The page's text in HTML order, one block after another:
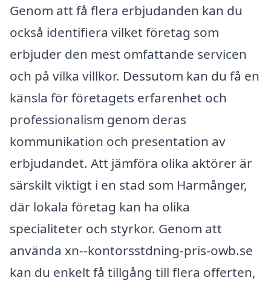
Genom att få flera erbjudanden kan du
också identifiera vilket företag som
erbjuder den mest omfattande servicen
och på vilka villkor. Dessutom kan du få en
känsla för företagets erfarenhet och
professionalism genom deras
kommunikation och presentation av
erbjudandet. Att jämföra olika aktörer är
särskilt viktigt i en stad som Harmånger,
där lokala företag kan ha olika
specialiteter och styrkor. Genom att
använda xn--kontorsstdning-pris-owb.se
kan du enkelt få tillgång till flera offerten,